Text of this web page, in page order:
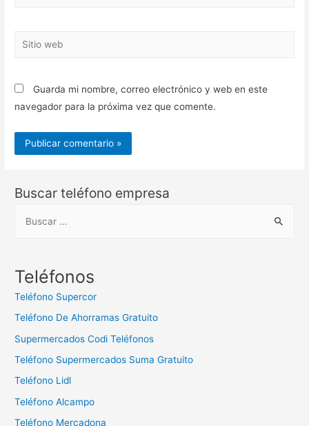
Sitio
Guarda mi nombre, correo electrónico y web en este
navegador para la próxima vez que comente.
Buscar teléfono empresa
c
:
Teléfonos
Teléfono Supercor
Teléfono De Ahorramas Gratuito
Supermercados Codi Teléfonos
Teléfono Supermercados Suma Gratuito
Teléfono Lidl
Teléfono Alcampo
Teléfono Mercadona